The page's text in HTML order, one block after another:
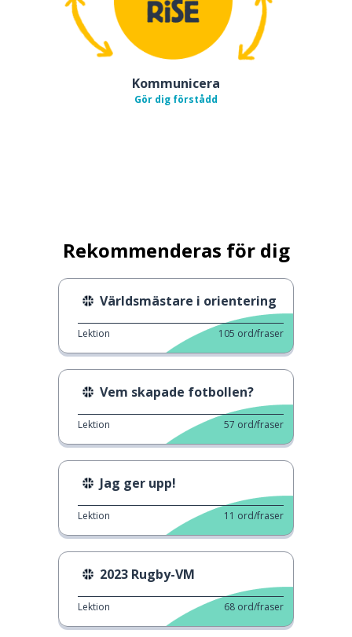
Kommunicera
Gör dig förstådd
Rekommenderas för dig
Världsmästare i orientering
Lektion 105 ord/fraser
Vem skapade fotbollen?
Lektion 57 ord/fraser
Jag ger upp!
Lektion 11 ord/fraser
2023 Rugby-VM
Lektion 68 ord/fraser